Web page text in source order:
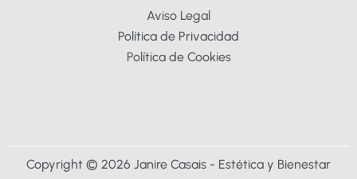
Aviso Legal
Política de Privacidad
Política de Cookies
Copyright © 2026 Janire Casais - Estética y Bienestar